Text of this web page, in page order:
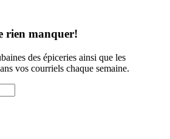
rien manquer!
des épiceries ainsi que les
vos courriels chaque semaine.